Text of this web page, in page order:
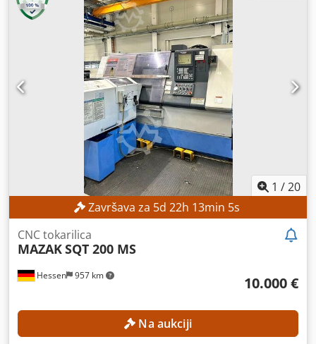
1 /20
Završava za 5d 22h 13min 3s
Hessen 957 km
CNC tokarilica
MAZAKSQT 200 MS
10.000 €
Na aukciji